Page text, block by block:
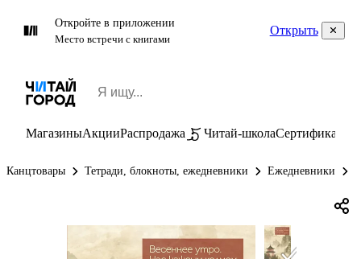
Откройте в приложении
Место встречи с книгами
Открыть
МагазиныАкцииРаспродажа Читай-школаСертификаты
Канцтовары Тетради, блокноты, ежедневники Ежедневники